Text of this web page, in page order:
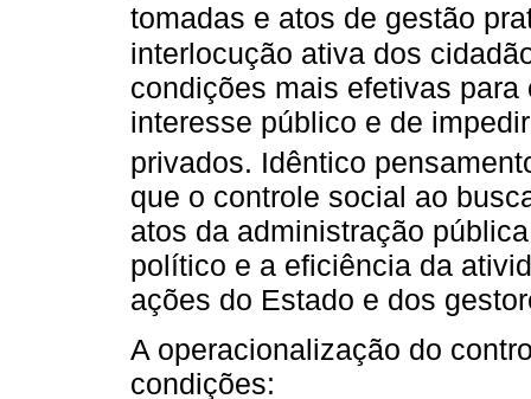
tomadas e atos de gestão
interlocução ativa dos
condições mais efetivas
interesse público e de
privados. Idêntico
que o controle social ao
atos da administração
político e a eficiência da
ações do Estado e dos
A operacionalização do
condições: